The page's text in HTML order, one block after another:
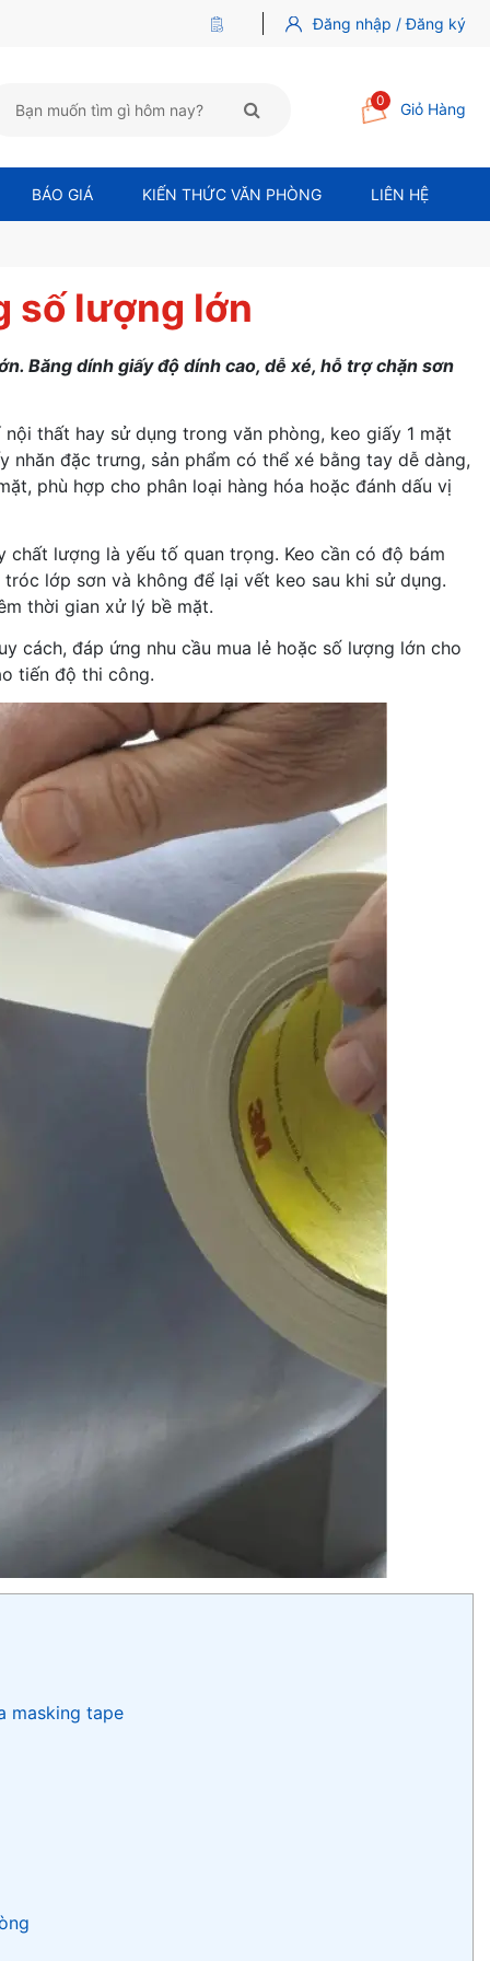
Đăng nhập / Đăng ký
0 Giỏ Hàng
BÁO GIÁ KIẾN THỨC VĂN PHÒNG LIÊN HỆ
số lượng lớn
Băng dính giấy độ dính cao, dễ xé, hỗ trợ chặn sơn
thất hay sử dụng trong văn phòng, keo giấy 1 mặt
đặc trưng, sản phẩm có thể xé bằng tay dễ dàng,
phù hợp cho phân loại hàng hóa hoặc đánh dấu vị
chất lượng là yếu tố quan trọng. Keo cần có độ bám
lớp sơn và không để lại vết keo sau khi sử dụng.
thời gian xử lý bề mặt.
cách, đáp ứng nhu cầu mua lẻ hoặc số lượng lớn cho
tiến độ thi công.
masking tape